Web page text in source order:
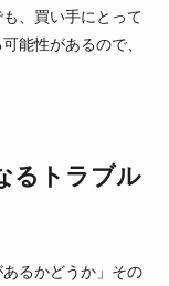
、買い手にとって
能性があるので、
るトラブル
るかどうか」その